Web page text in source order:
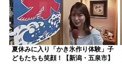
夏休みに入り「かき氷作り体験」子
どもたちも笑顔！【新潟・五泉市】